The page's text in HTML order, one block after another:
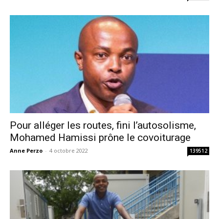
Pour alléger les routes, fini l’autosolisme,
Mohamed Hamissi prône le covoiturage
Anne Perzo - 4 octobre 2022 139512